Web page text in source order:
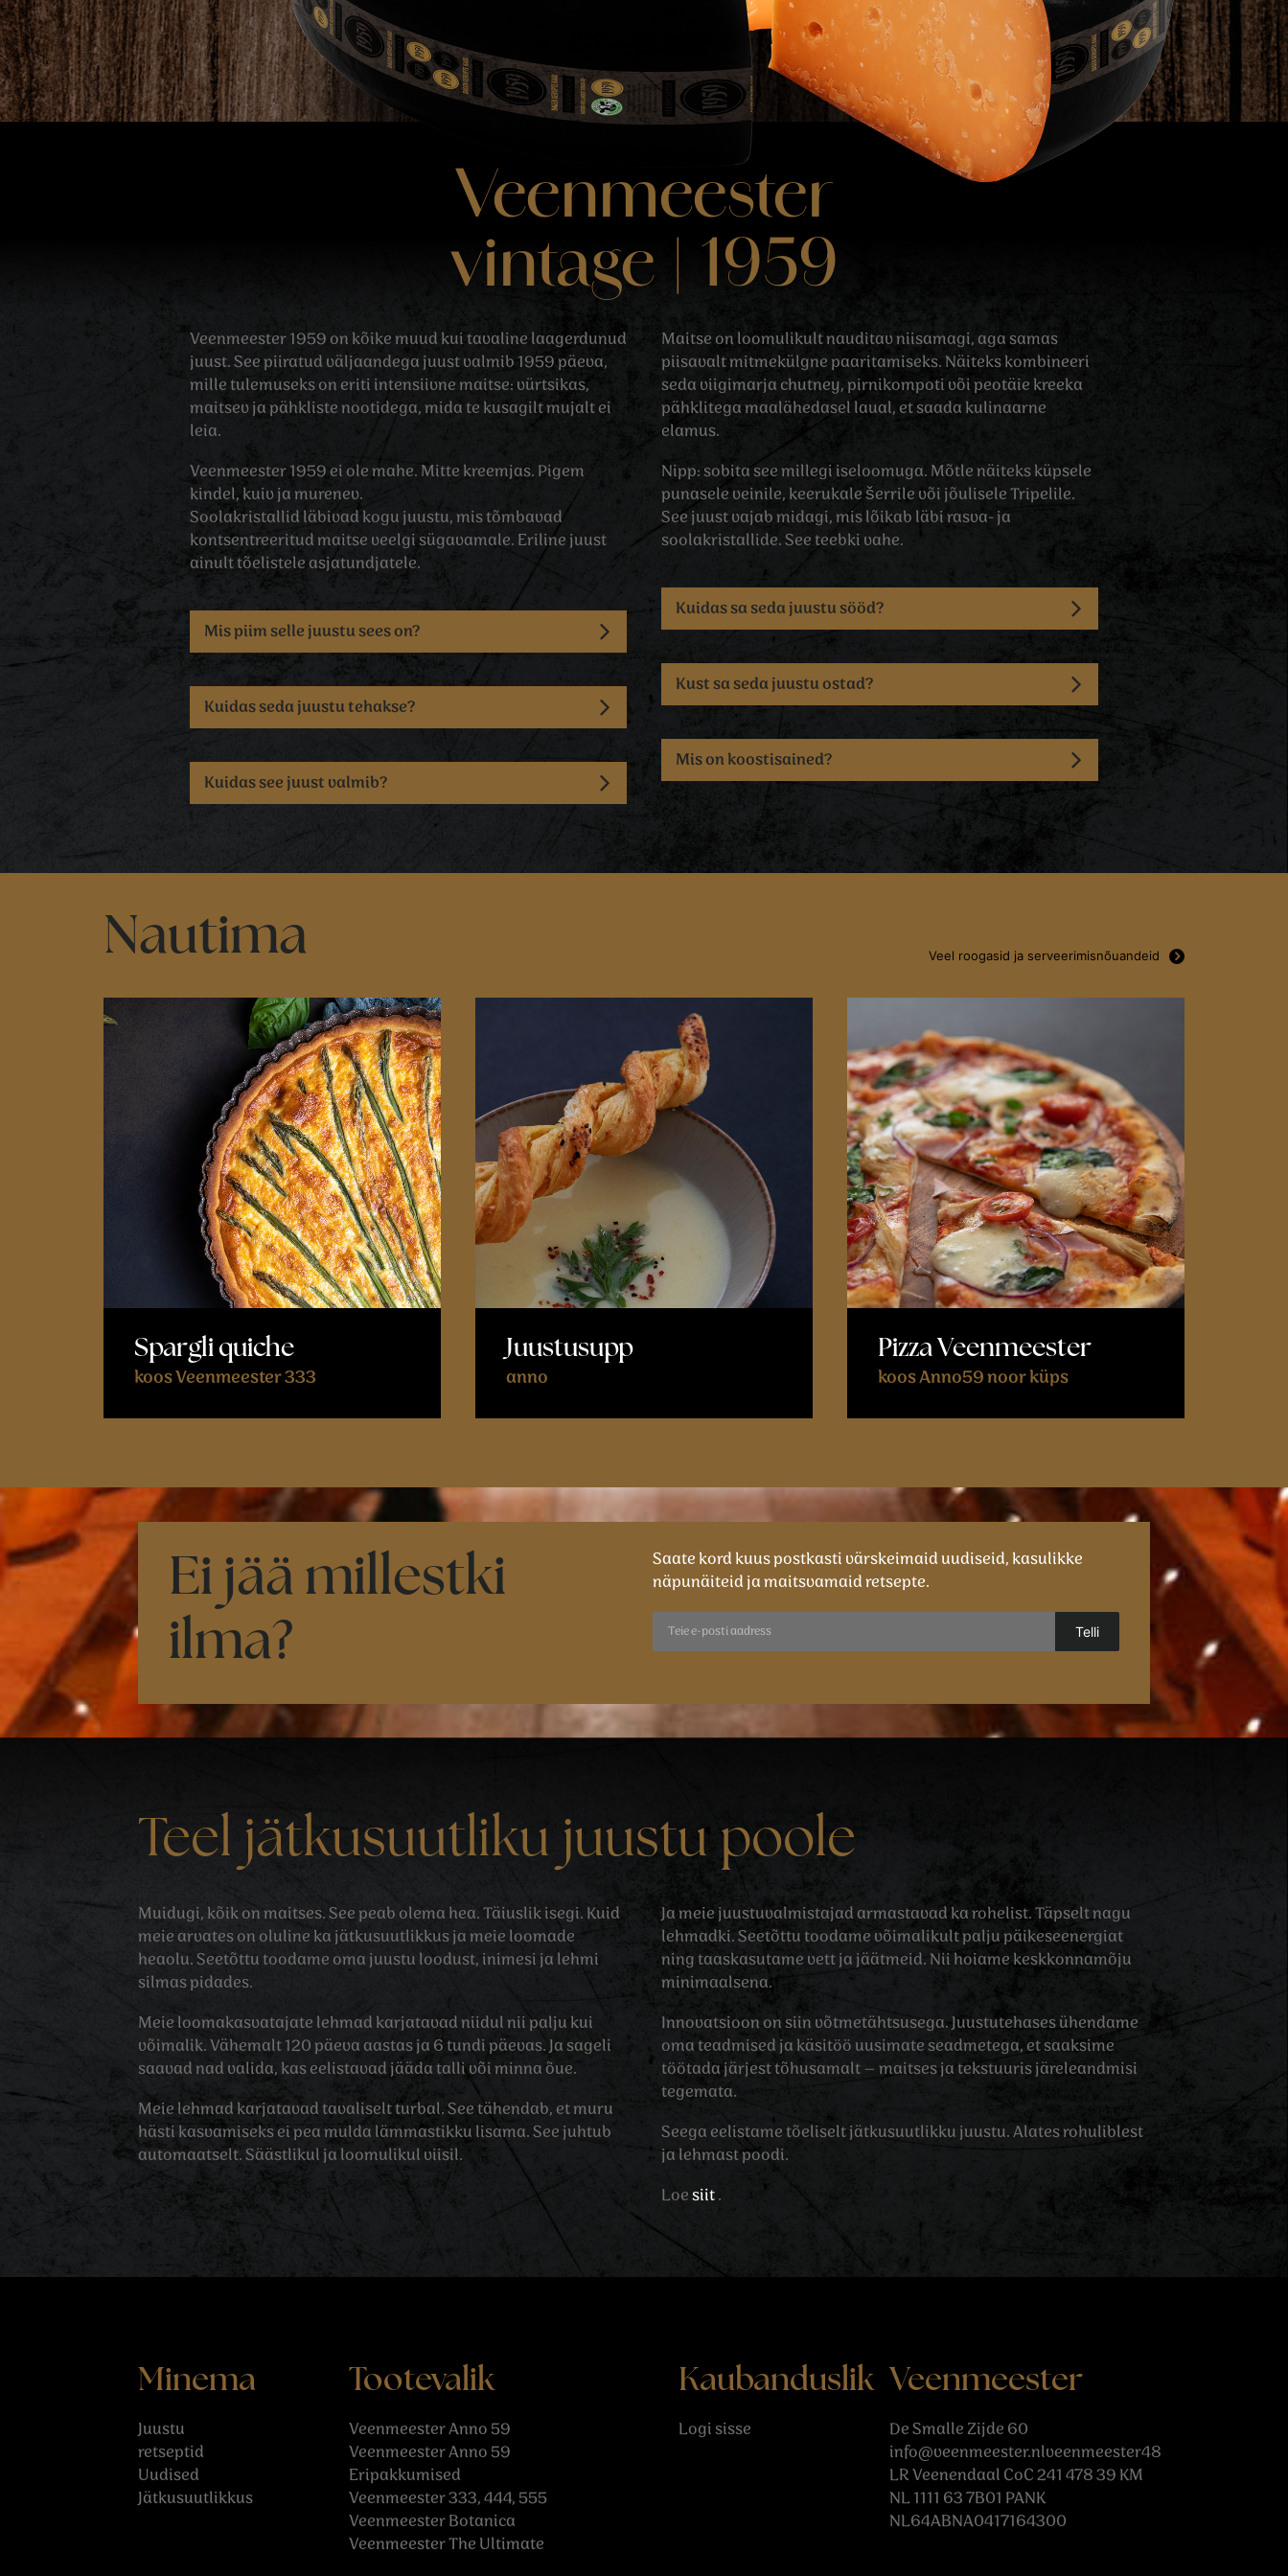
Veenmeester
vintage | 1959
Veenmeester 1959 on kõike muud kui tavaline laagerdunud
juust. See piiratud väljaandega juust valmib 1959 päeva,
mille tulemuseks on eriti intensiivne maitse: vürtsikas,
maitsev ja pähkliste nootidega, mida te kusagilt mujalt ei
leia.
Veenmeester 1959 ei ole mahe. Mitte kreemjas. Pigem
kindel, kuiv ja murenev.
Soolakristallid läbivad kogu juustu, mis tõmbavad
kontsentreeritud maitse veelgi sügavamale. Eriline juust
ainult tõelistele asjatundjatele.
Mis piim selle juustu sees on?
Kuidas seda juustu tehakse?
Kuidas see juust valmib?
Maitse on loomulikult nauditav niisamagi, aga samas
piisavalt mitmekülgne paaritamiseks. Näiteks kombineeri
seda viigimarja chutney, pirnikompoti või peotäie kreeka
pähklitega maalähedasel laual, et saada kulinaarne
elamus.
Nipp: sobita see millegi iseloomuga. Mõtle näiteks küpsele
punasele veinile, keerukale šerrile või jõulisele Tripelile.
See juust vajab midagi, mis lõikab läbi rasva- ja
soolakristallide. See teebki vahe.
Kuidas sa seda juustu sööd?
Kust sa seda juustu ostad?
Mis on koostisained?
Nautima Veel roogasid ja serveerimisnõuandeid
Spargli quiche
koos Veenmeester 333
Juustusupp
anno
Pizza Veenmeester
koos Anno59 noor küps
Ei jää millestki
ilma?
Saate kord kuus postkasti värskeimaid uudiseid, kasulikke
näpunäiteid ja maitsvamaid retsepte.
Teel jätkusuutliku juustu poole
Muidugi, kõik on maitses. See peab olema hea. Täiuslik isegi. Kuid
meie arvates on oluline ka jätkusuutlikkus ja meie loomade
heaolu. Seetõttu toodame oma juustu loodust, inimesi ja lehmi
silmas pidades.
Meie loomakasvatajate lehmad karjatavad niidul nii palju kui
võimalik. Vähemalt 120 päeva aastas ja 6 tundi päevas. Ja sageli
saavad nad valida, kas eelistavad jääda talli või minna õue.
Meie lehmad karjatavad tavaliselt turbal. See tähendab, et muru
hästi kasvamiseks ei pea mulda lämmastikku lisama. See juhtub
automaatselt. Säästlikul ja loomulikul viisil.
Ja meie juustuvalmistajad armastavad ka rohelist. Täpselt nagu
lehmadki. Seetõttu toodame võimalikult palju päikeseenergiat
ning taaskasutame vett ja jäätmeid. Nii hoiame keskkonnamõju
minimaalsena.
Innovatsioon on siin võtmetähtsusega. Juustutehases ühendame
oma teadmised ja käsitöö uusimate seadmetega, et saaksime
töötada järjest tõhusamalt – maitses ja tekstuuris järeleandmisi
tegemata.
Seega eelistame tõeliselt jätkusuutlikku juustu. Alates rohuliblest
ja lehmast poodi.
Loesiit.
Minema
Juustu
retseptid
Uudised
Jätkusuutlikkus
Tootevalik
Veenmeester Anno 59
Veenmeester Anno 59
Eripakkumised
Veenmeester 333, 444, 555
Veenmeester Botanica
Veenmeester The Ultimate
Kaubanduslik
Logi sisse
Veenmeester
De Smalle Zijde 60
info@veenmeester.nlveenmeester48
LR Veenendaal CoC 241 478 39 KM
NL 1111 63 7B01 PANK
NL64ABNA0417164300